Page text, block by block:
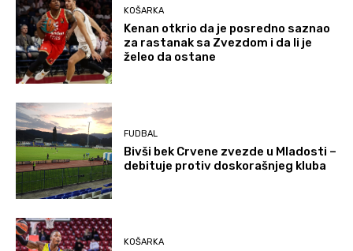
KOŠARKA
Kenan otkrio da je posredno saznao
za rastanak sa Zvezdom i da li je
želeo da ostane
FUDBAL
Bivši bek Crvene zvezde u Mladosti –
debituje protiv doskorašnjeg kluba
KOŠARKA